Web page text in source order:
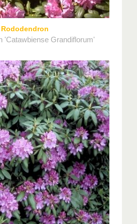
Rododendron
'Catawbiense Grandiflorum'